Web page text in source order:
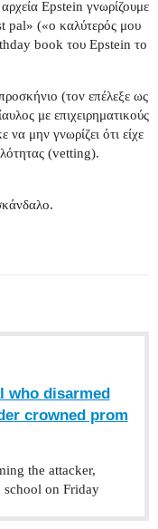
Epstein γνωρίζουμε
pal» («ο καλύτερός μου
book του Epstein το
(τον επέλεξε ως
με επιχειρηματικούς
μην γνωρίζει ότι είχε
(vetting).
who disarmed
crowned prom
the attacker,
school on Friday